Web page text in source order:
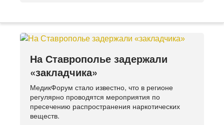
На Ставрополье задержали
«закладчика»
МедикФорум стало известно, что в регионе
регулярно проводятся мероприятия по
пресечению распространения наркотических
веществ.